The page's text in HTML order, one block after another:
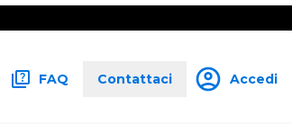
FAQ Contattaci Accedi